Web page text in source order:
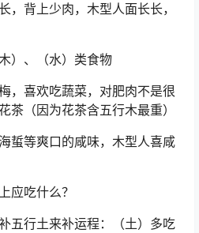
，背上少肉，木型人面长长，
）、（水）类食物
，喜欢吃蔬菜，对肥肉不是很
茶（因为花茶含五行木最重）
蜇等爽口的咸味，木型人喜咸
应吃什么？
五行土来补运程：（土）多吃